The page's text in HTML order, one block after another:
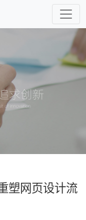
塑网页设计流